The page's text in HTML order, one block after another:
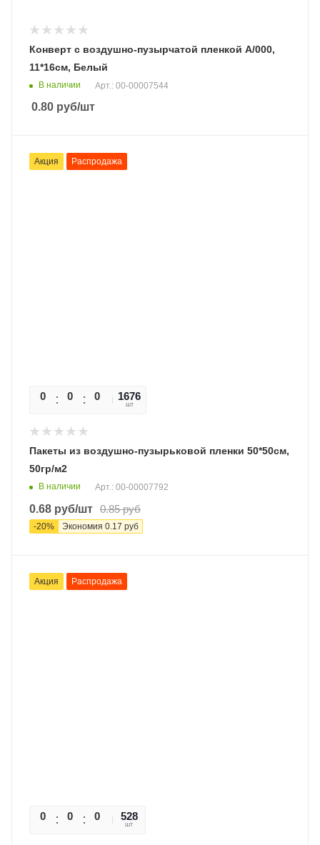
Конверт с воздушно-пузырчатой пленкой A/000,
11*16см, Белый
В наличии Арт.: 00-00007544
0.80 руб/шт
Акция Распродажа
0 0 0 0
1676
шт
Пакеты из воздушно-пузырьковой пленки 50*50см,
50гр/м2
В наличии Арт.: 00-00007792
0.68 руб/шт 0.85руб
-20% Экономия 0.17 руб
Акция Распродажа
0 0 0 0
528
шт